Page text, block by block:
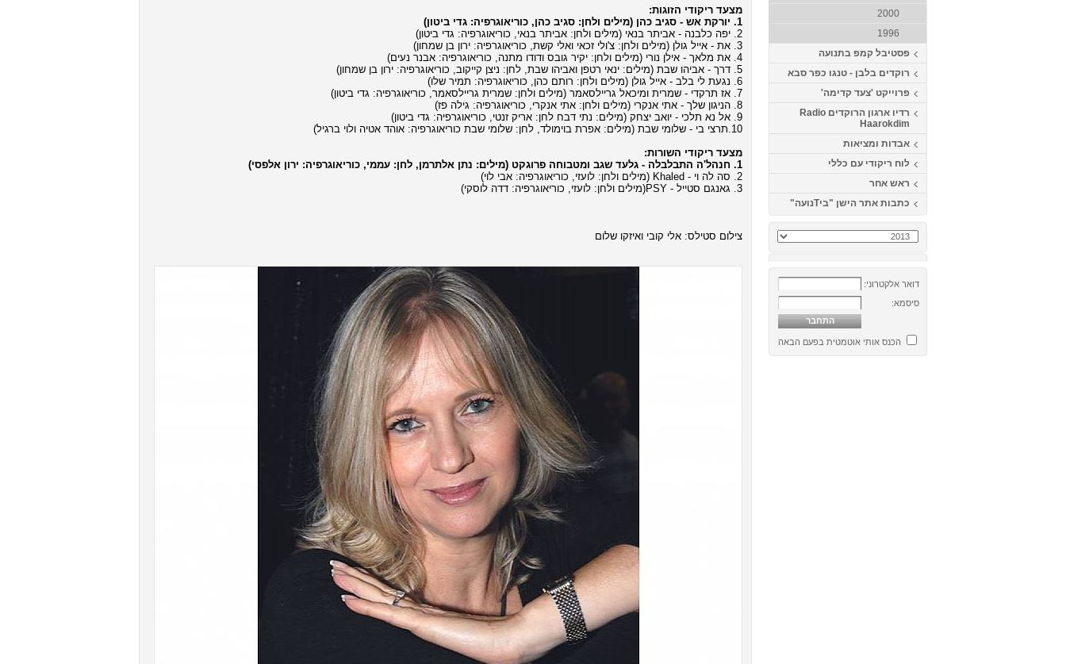
2000
1996
פסטיבל קמפ בתנועה
רוקדים בלבן - טנגו כפר סבא
פרוייקט 'צעד קדימה'
רדיו ארגון הרוקדים Radio
Haarokdim
אבדות ומציאות
לוח ריקודי עם כללי
ראש אחר
כתבות אתר הישן "ביTנועה"
דואר אלקטרוני:
סיסמא:
הכנס אותי אוטמטית בפעם הבאה
מצעד ריקודי הזוגות:
1. יורקת אש - סגיב כהן (מילים ולחן: סגיב כהן, כוריאוגרפיה: גדי ביטון)
2. יפה כלבנה - אביתר בנאי (מילים ולחן: אביתר בנאי, כוריאוגרפיה: גדי ביטון)
3. את - אייל גולן (מילים ולחן: צ'ולי זכאי ואלי קשת, כוריאוגרפיה: ירון בן שמחון)
4. את מלאך - אילן נורי (מילים ולחן: יקיר גובס ודודו מתנה, כוריאוגרפיה: אבנר נעים)
5. דרך - אביהו שבת (מילים: ינאי רטפן ואביהו שבת, לחן: ניצן קייקוב, כוריאוגרפיה: ירון בן שמחון)
6. נגעת לי בלב - אייל גולן (מילים ולחן: רותם כהן, כוריאוגרפיה: תמיר שלו)
7. אז תרקדי - שמרית ומיכאל גריילסאמר (מילים ולחן: שמרית גריילסאמר, כוריאוגרפיה: גדי ביטון)
8. הניגון שלך - אתי אנקרי (מילים ולחן: אתי אנקרי, כוריאוגרפיה: גילה פז)
9. אל נא תלכי - יואב יצחק (מילים: נתי דבח לחן: אריק זנטי, כוריאוגרפיה: גדי ביטון)
10.תרצי בי - שלומי שבת (מילים: אפרת בוימולד, לחן: שלומי שבת כוריאוגרפיה: אוהד אטיה ולוי ברגיל)
מצעד ריקודי השורות:
1. חנהל'ה התבלבלה - גלעד שגב ומטבוחה פרוגקט (מילים: נתן אלתרמן, לחן: עממי, כוריאוגרפיה: ירון אלפסי)
2. סה לה וי - Khaled (מילים ולחן: לועזי, כוריאוגרפיה: אבי לוי)
3. גאנגם סטייל - PSY(מילים ולחן: לועזי, כוריאוגרפיה: דדה לוסקי)
צילום סטילס: אלי קובי ואיזקו שלום